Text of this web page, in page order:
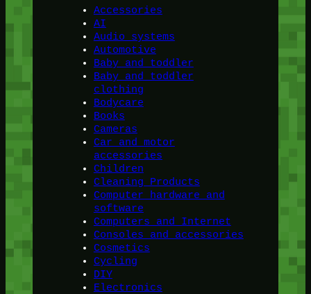
Accessories
AI
Audio systems
Automotive
Baby and toddler
Baby and toddler
clothing
Bodycare
Books
Cameras
Car and motor
accessories
Children
Cleaning Products
Computer hardware and
software
Computers and Internet
Consoles and accessories
Cosmetics
Cycling
DIY
Electronics